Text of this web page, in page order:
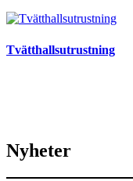
Tvätthallsutrustning
Nyheter